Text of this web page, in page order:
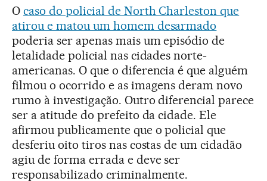
O caso do policial de North Charleston que
atirou e matou um homem desarmado
poderia ser apenas mais um episódio de
letalidade policial nas cidades norte-
americanas. O que o diferencia é que alguém
filmou o ocorrido e as imagens deram novo
rumo à investigação. Outro diferencial parece
ser a atitude do prefeito da cidade. Ele
afirmou publicamente que o policial que
desferiu oito tiros nas costas de um cidadão
agiu de forma errada e deve ser
responsabilizado criminalmente.